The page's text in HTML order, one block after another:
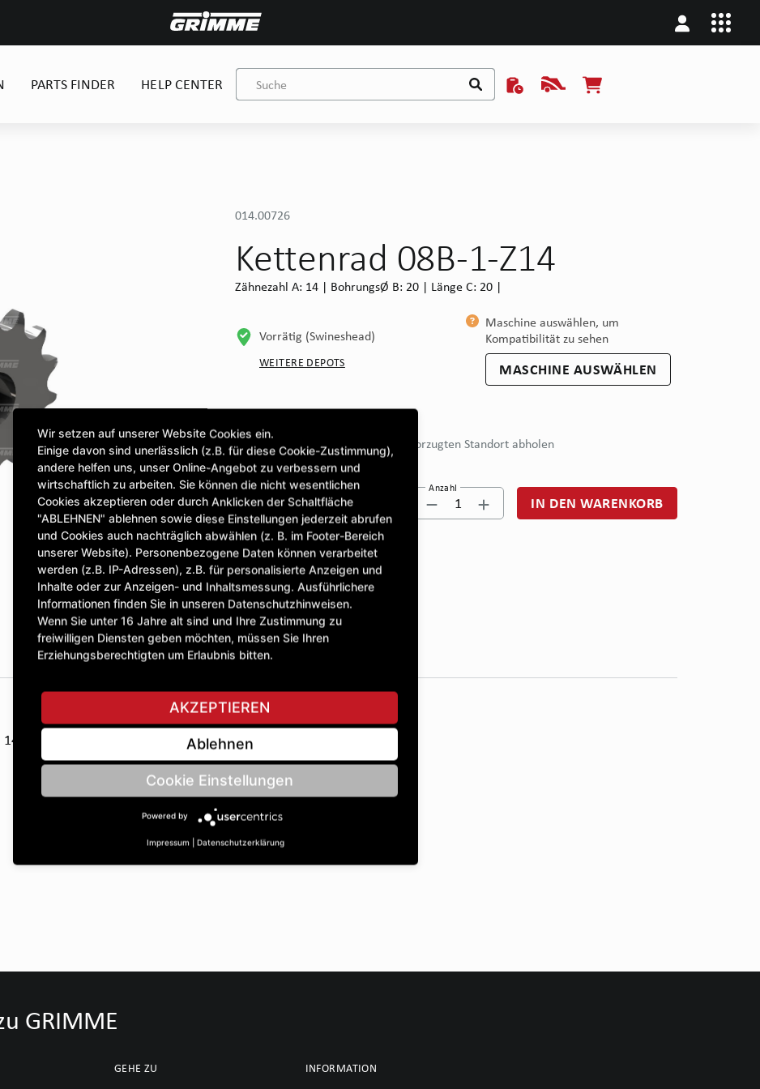
PARTS FINDER HELP CENTER
014.00726
Kettenrad 08B-1-Z14
Zähnezahl A: 14 | BohrungsØ B: 20 | Länge C: 20 |
Vorrätig (Swineshead)
WEITERE DEPOTS
Maschine auswählen, um
Kompatibilität zu sehen
MASCHINE AUSWÄHLEN
CLICK & COLLECT
Bestellungen bei Deinem bevorzugten Standort abholen
53,09 £
exkl. MwSt.
Anzahl
1 IN DEN WARENKORB
STELLE EINE FRAGE
14 | BohrungsØ B: 20 | Länge C:
GRIMME
GEHE ZU INFORMATION
Wir setzen auf unserer Website Cookies ein.
Einige davon sind unerlässlich (z.B. für diese Cookie-Zustimmung),
andere helfen uns, unser Online-Angebot zu verbessern und
wirtschaftlich zu arbeiten. Sie können die nicht wesentlichen
Cookies akzeptieren oder durch Anklicken der Schaltfläche
"ABLEHNEN" ablehnen sowie diese Einstellungen jederzeit abrufen
und Cookies auch nachträglich abwählen (z. B. im Footer-Bereich
unserer Website). Personenbezogene Daten können verarbeitet
werden (z.B. IP-Adressen), z.B. für personalisierte Anzeigen und
Inhalte oder zur Anzeigen- und Inhaltsmessung. Ausführlichere
Informationen finden Sie in unseren Datenschutzhinweisen.
Wenn Sie unter 16 Jahre alt sind und Ihre Zustimmung zu
freiwilligen Diensten geben möchten, müssen Sie Ihren
Erziehungsberechtigten um Erlaubnis bitten.
AKZEPTIEREN
Ablehnen
Cookie Einstellungen
Powered by
Impressum | Datenschutzerklärung